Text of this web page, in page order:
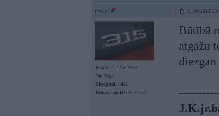
Puce 10. Oct 2013,
Kopš: 27. May 2002
No: Rīga
Ziņojumi: 6431
Braucu ar: BMW 315 e21
Būtībā
atgāžu